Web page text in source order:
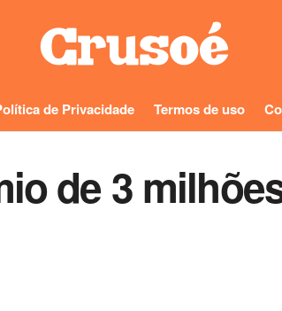
de Privacidade Termos de uso
de 3